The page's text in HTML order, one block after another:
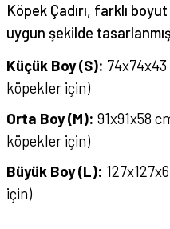
Köpek Çadırı, farklı
uygun şekilde
Küçük Boy (S): 74x74x43
köpekler için)
Orta Boy (M): 91x91x58
köpekler için)
Büyük Boy (L):
için)